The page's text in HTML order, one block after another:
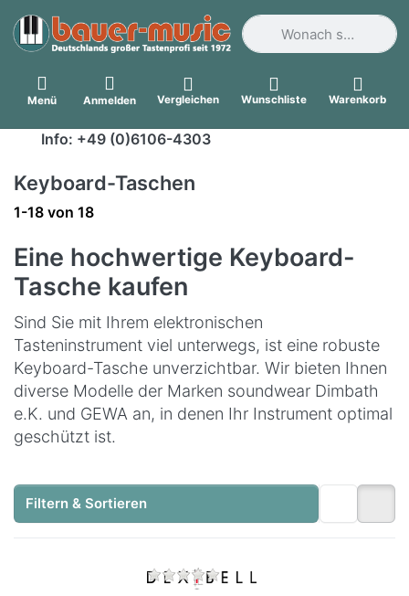
Geben Sie einen
Menü Anmelden Vergleichen Wunschliste Warenkorb
Info: +49 (0)6106-4303
Keyboard-Taschen
Suchergebnisse:
1-18 von 18
Eine hochwertige Keyboard-
Tasche kaufen
Sind Sie mit Ihrem elektronischen
Tasteninstrument viel unterwegs, ist eine robuste
Keyboard-Tasche unverzichtbar. Wir bieten Ihnen
diverse Modelle der Marken soundwear Dimbath
e.K. und GEWA an, in denen Ihr Instrument optimal
geschützt ist.
Filtern & Sortieren
Zu diesem Produkt liegen